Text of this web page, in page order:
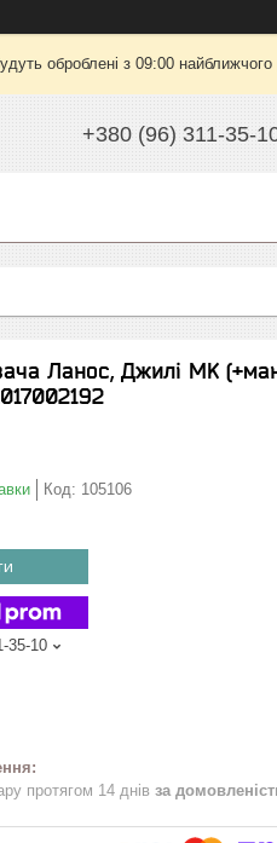
оброблені з 09:00 найближчого
+380 (96) 311-35-
Ланос, Джилі MK
Код: 105106
35-10
протягом 14 днів за